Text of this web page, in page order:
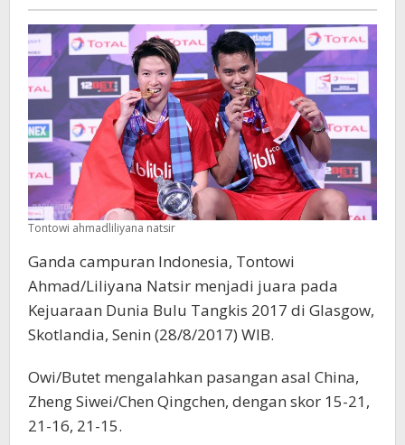
Tontowi ahmadliliyana natsir
Ganda campuran Indonesia, Tontowi
Ahmad/Liliyana Natsir menjadi juara pada
Kejuaraan Dunia Bulu Tangkis 2017 di Glasgow,
Skotlandia, Senin (28/8/2017) WIB.
Owi/Butet mengalahkan pasangan asal China,
Zheng Siwei/Chen Qingchen, dengan skor 15-21,
21-16, 21-15.